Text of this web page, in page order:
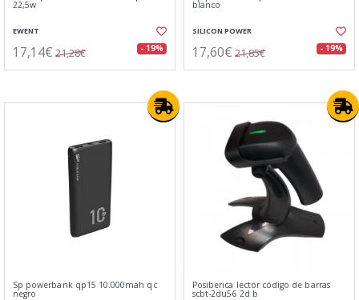
22,5w
EWENT
17,14€ 21,28€ - 19%
blanco
SILICON POWER
17,60€ 21,85€ - 19%
Sp powerbank qp15 10.000mah qc
negro
Posiberica lector código de barras
scbt-2du56 2d b